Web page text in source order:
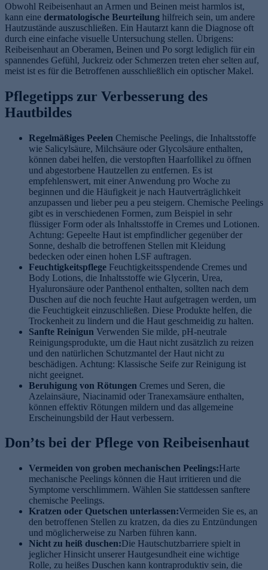
Obwohl Reibeisenhaut an Armen und Beinen meist harmlos ist,
kann eine dermatologische Beurteilung hilfreich sein, um andere
Hautzustände auszuschließen. Ein Hautarzt kann die Diagnose oft
durch eine einfache visuelle Untersuchung stellen. Übrigens:
Reibeisenhaut an Oberamen, Beinen und Po sorgt lediglich für ein
spannendes Gefühl, Juckreiz oder Schmerzen treten eher selten auf,
meist ist es für die Betroffenen ausschließlich ein optischer Makel.
Pflegetipps zur Verbesserung des
Hautbildes
Regelmäßiges Peelen Chemische Peelings, die Inhaltsstoffe
wie Salicylsäure, Milchsäure oder Glycolsäure enthalten,
können dabei helfen, die verstopften Haarfollikel zu öffnen
und abgestorbene Hautzellen zu entfernen. Es ist
empfehlenswert, mit einer Anwendung pro Woche zu
beginnen und die Häufigkeit je nach Hautverträglichkeit
anzupassen und lieber peu a peu steigern. Chemische Peelings
gibt es in verschiedenen Formen, zum Beispiel in sehr
flüssiger Form oder als Inhaltsstoffe in Cremes und Lotionen.
Achtung: Gepeelte Haut ist empfindlicher gegenüber der
Sonne, deshalb die betroffenen Stellen mit Kleidung
bedecken oder einen hohen LSF auftragen.
Feuchtigkeitspflege Feuchtigkeitsspendende Cremes und
Body Lotions, die Inhaltsstoffe wie Glycerin, Urea,
Hyaluronsäure oder Panthenol enthalten, sollten nach dem
Duschen auf die noch feuchte Haut aufgetragen werden, um
die Feuchtigkeit einzuschließen. Diese Produkte helfen, die
Trockenheit zu lindern und die Haut geschmeidig zu halten.
Sanfte Reinigun Verwenden Sie milde, pH-neutrale
Reinigungsprodukte, um die Haut nicht zusätzlich zu reizen
und den natürlichen Schutzmantel der Haut nicht zu
beschädigen. Achtung: Klassische Seife zur Reinigung ist
nicht geeignet.
Beruhigung von Rötungen Cremes und Seren, die
Azelainsäure, Niacinamid oder Tranexamsäure enthalten,
können effektiv Rötungen mildern und das allgemeine
Erscheinungsbild der Haut verbessern.
Don’ts bei der Pflege von Reibeisenhaut
Vermeiden von groben mechanischen Peelings:Harte
mechanische Peelings können die Haut irritieren und die
Symptome verschlimmern. Wählen Sie stattdessen sanftere
chemische Peelings.
Kratzen oder Quetschen unterlassen:Vermeiden Sie es, an
den betroffenen Stellen zu kratzen, da dies zu Entzündungen
und möglicherweise zu Narben führen kann.
Nicht zu heiß duschen:Die Hautschutzbarriere spielt in
jeglicher Hinsicht unserer Hautgesundheit eine wichtige
Rolle, zu heißes Duschen kann kontraproduktiv sein, die